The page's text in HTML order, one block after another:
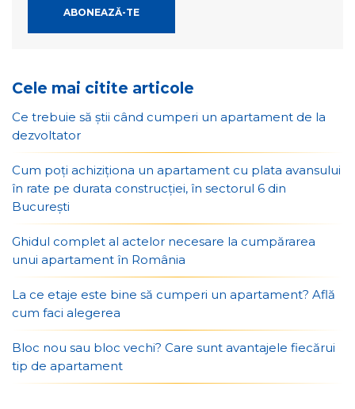
Cele mai citite articole
Ce trebuie să știi când cumperi un apartament de la
dezvoltator
Cum poți achiziționa un apartament cu plata avansului
în rate pe durata construcției, în sectorul 6 din
București
Ghidul complet al actelor necesare la cumpărarea
unui apartament în România
La ce etaje este bine să cumperi un apartament? Află
cum faci alegerea
Bloc nou sau bloc vechi? Care sunt avantajele fiecărui
tip de apartament